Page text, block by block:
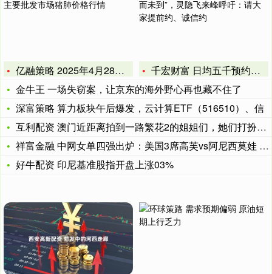
亿融策略 2025年4月28日全国主要批发市场猪肺价格行情
千宏财富 日均五千预约名额“约而未到”，灵隐飞来峰呼吁：请大
金牛王 一场失窃案，让京东的海外野心再也藏不住了
深富策略 算力板块午后爆发，云计算ETF（516510）、信
互利配资 澳门近距离拍到一路繁花2的姐姐们，她们打扮鲜艳但本
祥富金融 中网女单四强出炉：美国3席高芙vs阿尼西莫娃 佩古
好牛配资 印尼基准股指开盘上涨03%